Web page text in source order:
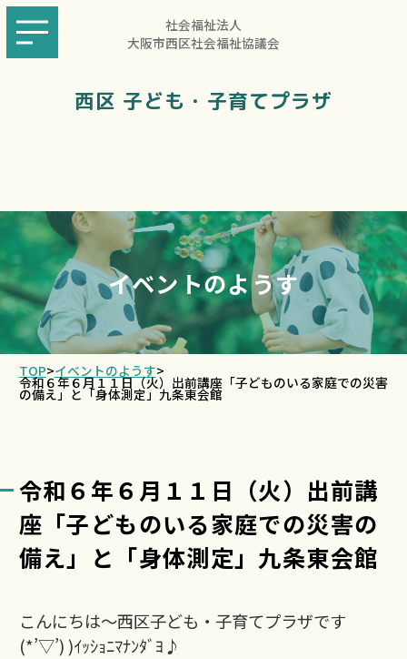
社会福祉法人
大阪市西区社会福祉協議会
西区 子ども・子育てプラザ
イベントのようす
TOP>イベントのようす>
令和６年６月１１日（火）出前講座「子どものいる家庭での災害
の備え」と「身体測定」九条東会館
令和６年６月１１日（火）出前講
座「子どものいる家庭での災害の
備え」と「身体測定」九条東会館
こんにちは～西区子ども・子育てプラザです
(*’▽’) )ｲｯｼｮﾆﾏﾅﾝﾀﾞﾖ♪